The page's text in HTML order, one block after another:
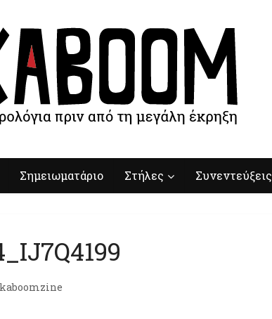
Σημειωματάριο Στήλες Συνεντεύξεις
kaboomzine